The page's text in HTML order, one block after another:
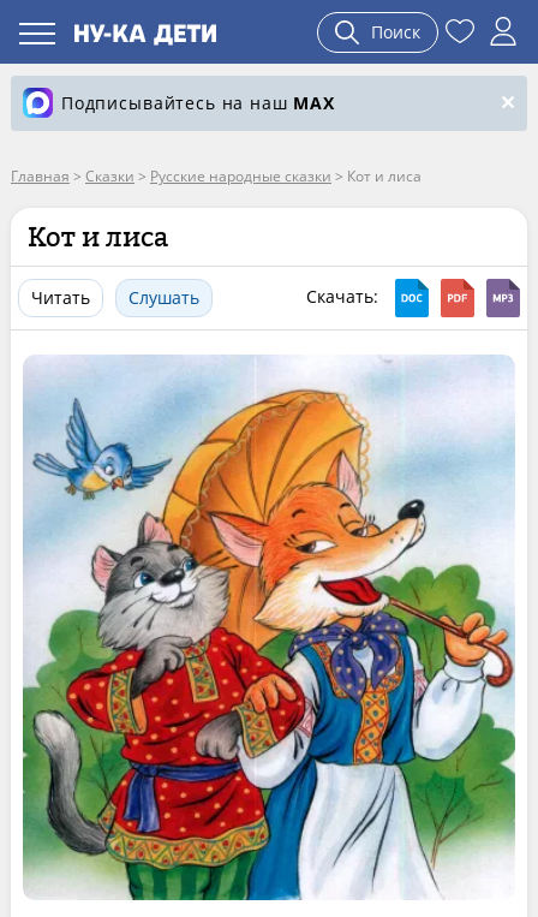
Поиск
Подписывайтесь на наш MAX
Главная > Сказки > Русские народные сказки > Кот и лиса
Кот и лиса
Читать Слушать Скачать: